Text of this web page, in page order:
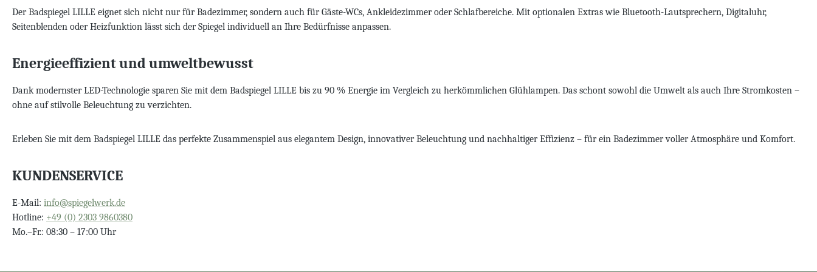
Der Badspiegel LILLE eignet sich nicht nur für Badezimmer, sondern auch für Gäste-WCs, Ankleidezimmer oder Schlafbereiche. Mit optionalen Extras wie Bluetooth-Lautsprechern, Digitaluhr,
Seitenblenden oder Heizfunktion lässt sich der Spiegel individuell an Ihre Bedürfnisse anpassen.
Energieeffizient und umweltbewusst
Dank modernster LED-Technologie sparen Sie mit dem Badspiegel LILLE bis zu 90 % Energie im Vergleich zu herkömmlichen Glühlampen. Das schont sowohl die Umwelt als auch Ihre Stromkosten –
ohne auf stilvolle Beleuchtung zu verzichten.
Erleben Sie mit dem Badspiegel LILLE das perfekte Zusammenspiel aus elegantem Design, innovativer Beleuchtung und nachhaltiger Effizienz – für ein Badezimmer voller Atmosphäre und Komfort.
KUNDENSERVICE
E-Mail: info@spiegelwerk.de
Hotline: +49 (0) 2303 9860380
Mo.–Fr.: 08:30 – 17:00 Uhr